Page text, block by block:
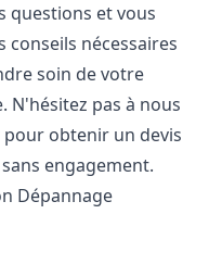
questions et vous
conseils nécessaires
soin de votre
N'hésitez pas à nous
obtenir un devis
engagement.
Dépannage